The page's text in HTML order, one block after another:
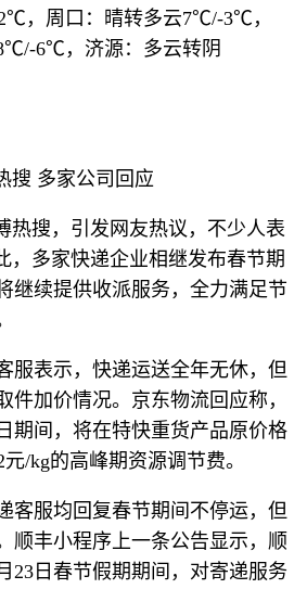
，周口：晴转多云7℃/-3℃，
6℃，济源：多云转阴
搜 多家公司回应
热搜，引发网友热议，不少人表
，多家快递企业相继发布春节期
继续提供收派服务，全力满足节
服表示，快递运送全年无休，但
件加价情况。京东物流回应称，
期间，将在特快重货产品原价格
/kg的高峰期资源调节费。
客服均回复春节期间不停运，但
顺丰小程序上一条公告显示，顺
23日春节假期期间，对寄递服务